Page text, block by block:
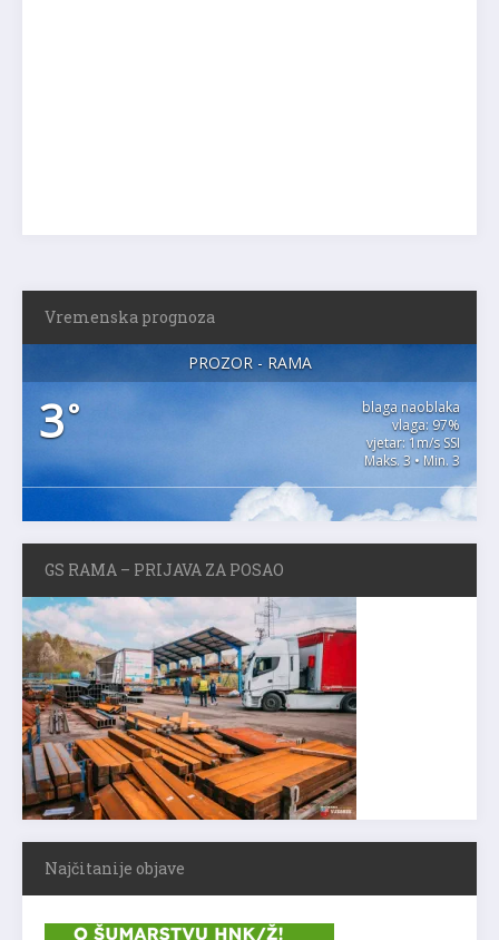
Vremenska prognoza
PROZOR - RAMA
3°
blaga naoblaka
vlaga: 97%
vjetar: 1m/s SSI
Maks. 3 • Min. 3
GS RAMA – PRIJAVA ZA POSAO
Najčitanije objave